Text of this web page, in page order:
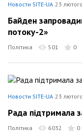
Новости SITE-UA 23
Байден
потоку-2»
Політика 501 0
Новости SITE-UA 23
Рада підтримала
Політика 6032 0